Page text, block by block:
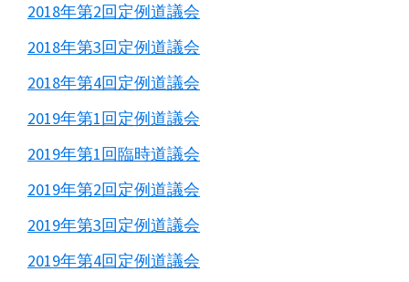
2018年第2回定例道議会
2018年第3回定例道議会
2018年第4回定例道議会
2019年第1回定例道議会
2019年第1回臨時道議会
2019年第2回定例道議会
2019年第3回定例道議会
2019年第4回定例道議会